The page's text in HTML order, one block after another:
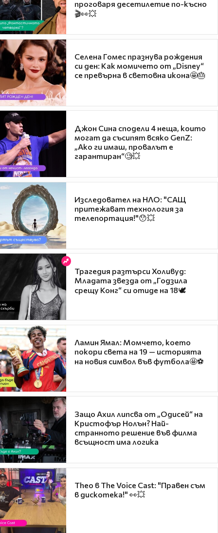
проговаря десетилетие по-късно
🎬👀💥
Селена Гомес празнува рождения
си ден: Как момичето от „Disney“
се превърна в световна икона🤩🎂
Джон Сина сподели 4 неща, които
могат да съсипят всяко GenZ:
„Ако ги имаш, провалът е
гарантиран“🧐💥
Изследовател на НЛО: "САЩ
притежават технология за
телепортация!"😯💥
Трагедия разтърси Холивуд:
Младата звезда от „Годзила
срещу Конг“ си отиде на 18🕊️
Ламин Ямал: Момчето, което
покори света на 19 — историята
на новия символ във футбола🤩⚽
Защо Ахил липсва от „Одисей“ на
Кристофър Нолън? Най-
странното решение във филма
всъщност има логика
Theo в The Voice Cast: "Правен съм
в дискотека!" 👀💥